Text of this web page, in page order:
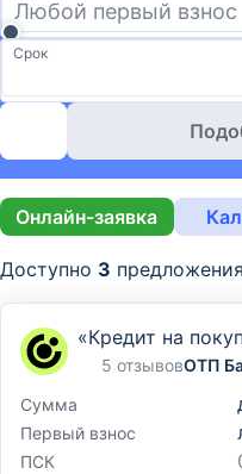
Срок
Онлайн-заявка
Доступно 3
«Кредит на
5 отзывовОТП
Сумма
Первый взнос
ПСК